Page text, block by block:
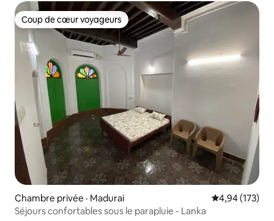
Coup de cœur voyageurs
Coup de cœur voyageurs
Chambre privée · Madurai Note
4,94 (173)
Séjours confortables sous le parapluie - Lanka